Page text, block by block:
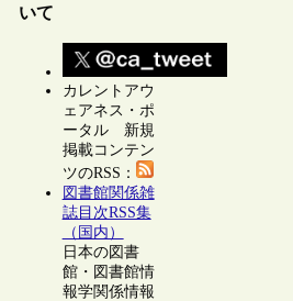
いて
カレントアウ
ェアネス・ポ
ータル 新規
掲載コンテン
ツのRSS：
図書館関係雑
誌目次RSS集
（国内）
日本の図書
館・図書館情
報学関係情報